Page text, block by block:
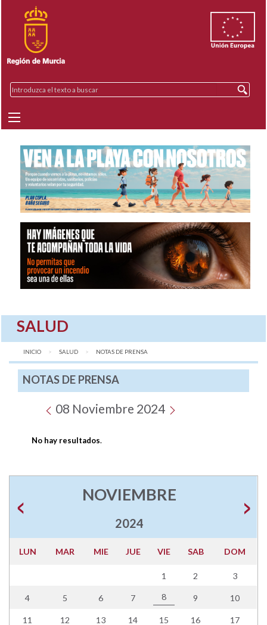
SALUD
INICIO SALUD AQUÍ:
NOTAS DE PRENSA
NOTAS DE PRENSA
08 Noviembre 2024
No hay resultados.
NOVIEMBRE
2024
LUN MAR MIE JUE VIE SAB DOM
1 2 3
4 5 6 7 8 9 10
11 12 13 14 15 16 17